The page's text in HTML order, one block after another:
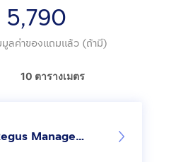
5,790
มูลค่าของแถมแล้ว (ถ้ามี)
10 ตารางเมตร
Regus Management Thailand